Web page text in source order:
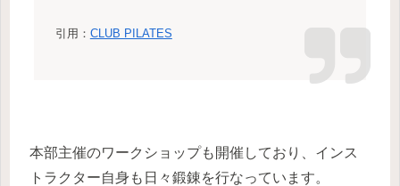
引用： CLUB PILATES
本部主催のワークショップも開催しており、インス
トラクター自身も日々鍛錬を行なっています。